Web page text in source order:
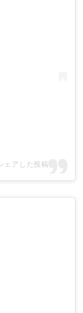
ェアした投稿